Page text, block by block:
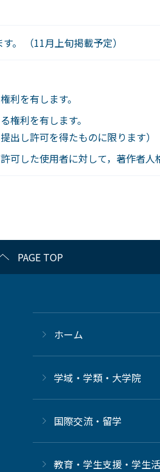
。 （11月上旬掲載予定）
利を有します。
権利を有します。
出し許可を得たものに限ります）
可した使用者に対して，著作者人
PAGE TOP
ホーム
学域・学類・大学院
国際交流・留学
教育・学生支援・学生